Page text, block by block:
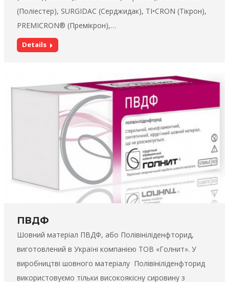
(Поліестер), SURGIDAC (Серджидак), TI•CRON (Тікрон),
PREMICRON® (Премікрон),…
Details
ПВДФ
Шовний матеріал ПВДФ, або Полівініліденфторид,
виготовлений в Україні компанією ТОВ «Голнит». У
виробництві шовного матеріалу Полівініліденфторид
використовуємо тільки високоякісну сировину з